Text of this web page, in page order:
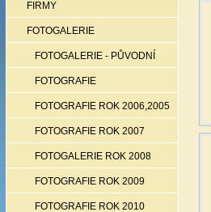
FIRMY
FOTOGALERIE
FOTOGALERIE - PŮVODNÍ
FOTOGRAFIE
FOTOGRAFIE ROK 2006,2005
FOTOGRAFIE ROK 2007
FOTOGALERIE ROK 2008
FOTOGRAFIE ROK 2009
FOTOGRAFIE ROK 2010